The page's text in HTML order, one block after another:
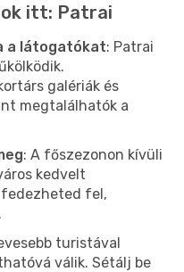
itt: Patrai
a látogatókat: Patrai
galériák és
megtalálhatók a
: A főszezonon kívüli
kedvelt
fel,
turistával
válik. Sétálj be